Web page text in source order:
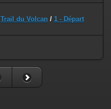
Trail du Volcan / 1 - Départ